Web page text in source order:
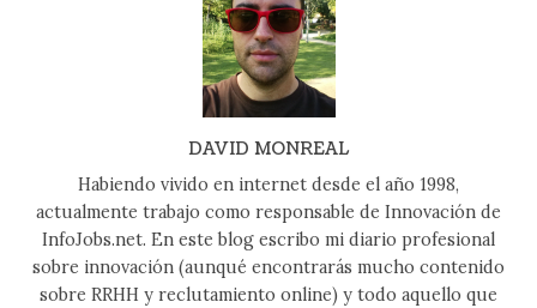
DAVID MONREAL
Habiendo vivido en internet desde el año 1998,
actualmente trabajo como responsable de Innovación de
InfoJobs.net. En este blog escribo mi diario profesional
sobre innovación (aunqué encontrarás mucho contenido
sobre RRHH y reclutamiento online) y todo aquello que